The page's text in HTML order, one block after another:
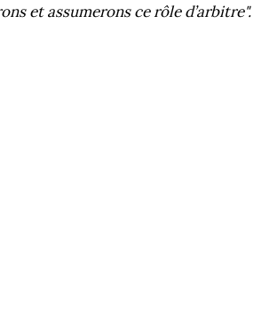
et assumerons ce rôle d’arbitre".